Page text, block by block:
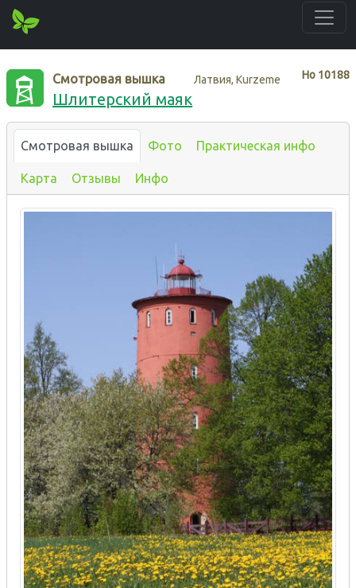
Нo 10188
Смотровая вышка Латвия, Kurzeme
Шлитерский маяк
Смотровая вышка Фото Практическая инфо
Карта Отзывы Инфо